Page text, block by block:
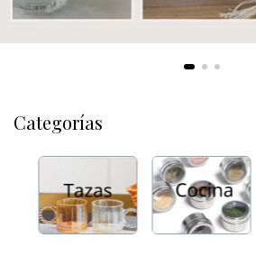
Categorías